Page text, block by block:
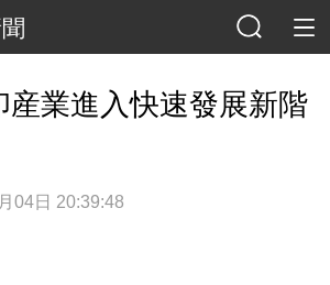
産業進入快速發展新階
04日 20:39:48